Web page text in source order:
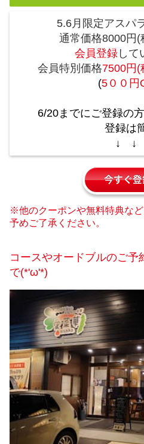
5.6月限定アスパ
通常価格8000円(
会員登録 して
会員特別価格7500円(
(5００円
6/20までにご登録の
登録は
↓ ↓
今すぐ
※他のクーポンや無料特典な
予めご了承ください。
コースやオードブルのご
で(*'ω'*)